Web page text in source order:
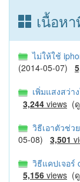
เนื้อห
ไม่ให้ใช้
(2014-05-07)
เพิ่มแสงสว่า
3,244 views (
วิธีเอาตัวช่ว
05-08) 3,501
วิธีแคปเจอร์
5,156 views (